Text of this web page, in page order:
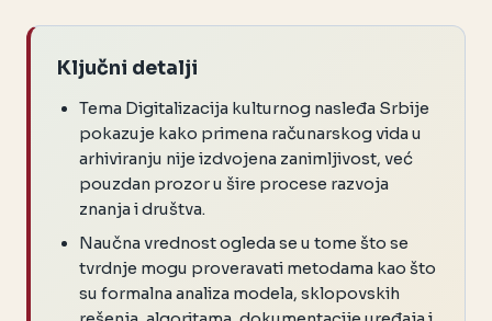
Ključni detalji
Tema Digitalizacija kulturnog nasleđa Srbije
pokazuje kako primena računarskog vida u
arhiviranju nije izdvojena zanimljivost, već
pouzdan prozor u šire procese razvoja
znanja i društva.
Naučna vrednost ogleda se u tome što se
tvrdnje mogu proveravati metodama kao što
su formalna analiza modela, sklopovskih